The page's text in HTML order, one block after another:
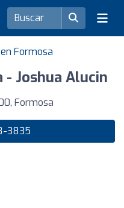
Formosa
Joshua Alucin
Formosa
3835